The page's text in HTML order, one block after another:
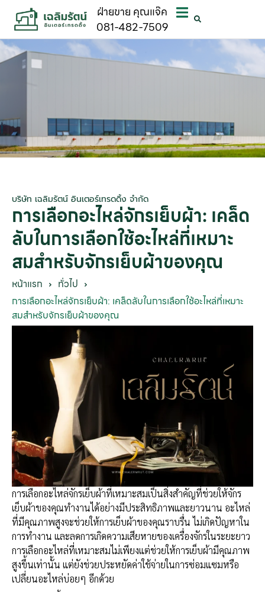
ฝ่ายขาย คุณแจ๊ค
081-482-7509
บริษัท เฉลิมรัตน์ อินเตอร์เทรดดิ้ง จำกัด
การเลือกอะไหล่จักรเย็บผ้า: เคล็ด
ลับในการเลือกใช้อะไหล่ที่เหมาะ
สมสำหรับจักรเย็บผ้าของคุณ
หน้าแรก
ทั่วไป
การเลือกอะไหล่จักรเย็บผ้า: เคล็ดลับในการเลือกใช้อะไหล่ที่เหมาะ
สมสำหรับจักรเย็บผ้าของคุณ
การเลือกอะไหล่จักรเย็บผ้าที่เหมาะสมเป็นสิ่งสำคัญที่ช่วยให้จักร
เย็บผ้าของคุณทำงานได้อย่างมีประสิทธิภาพและยาวนาน อะไหล่
ที่มีคุณภาพสูงจะช่วยให้การเย็บผ้าของคุณราบรื่น ไม่เกิดปัญหาใน
การทำงาน และลดการเกิดความเสียหายของเครื่องจักรในระยะยาว
การเลือกอะไหล่ที่เหมาะสมไม่เพียงแต่ช่วยให้การเย็บผ้ามีคุณภาพ
สูงขึ้นเท่านั้น แต่ยังช่วยประหยัดค่าใช้จ่ายในการซ่อมแซมหรือ
เปลี่ยนอะไหล่บ่อยๆ อีกด้วย